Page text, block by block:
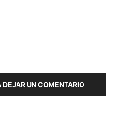
DEJAR UN COMENTARIO